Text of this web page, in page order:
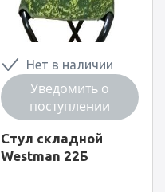
Нет в наличии
Уведомить о
поступлении
Стул складной
Westman 22Б